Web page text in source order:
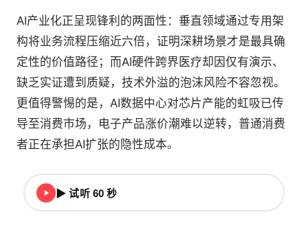
AI产业化正呈现锋利的两面性：垂直领域通过专用架
构将业务流程压缩近六倍，证明深耕场景才是最具确
定性的价值路径；而AI硬件跨界医疗却因仅有演示、
缺乏实证遭到质疑，技术外溢的泡沫风险不容忽视。
更值得警惕的是，AI数据中心对芯片产能的虹吸已传
导至消费市场，电子产品涨价潮难以逆转，普通消费
者正在承担AI扩张的隐性成本。
▶ 试听 60 秒